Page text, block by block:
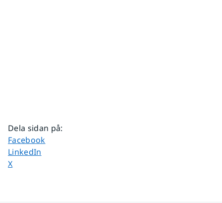
Dela sidan på:
Dela sidan på
Facebook
Dela sidan på
LinkedIn
Dela sidan på
X